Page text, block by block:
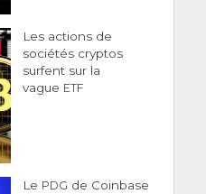
Les actions de
sociétés cryptos
surfent sur la
vague ETF
Le PDG de Coinbase